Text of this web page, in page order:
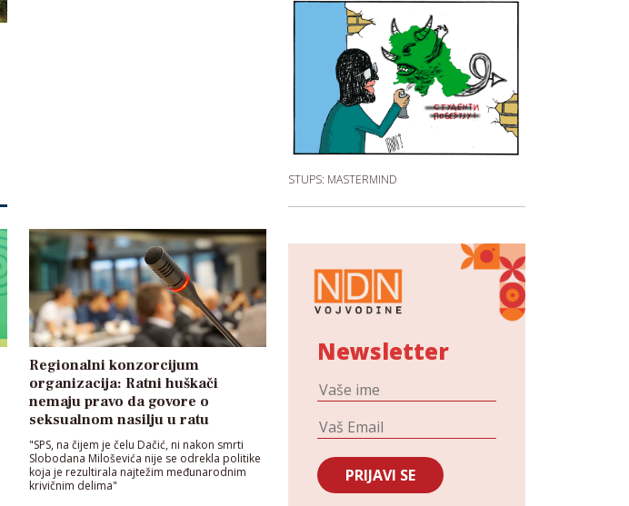
Regionalni konzorcijum
organizacija: Ratni huškači
nemaju pravo da govore o
seksualnom nasilju u ratu
"SPS, na čijem je čelu Dačić, ni nakon smrti
Slobodana Miloševića nije se odrekla politike
koja je rezultirala najtežim međunarodnim
krivičnim delima"
STUPS: MASTERMIND
Newsletter